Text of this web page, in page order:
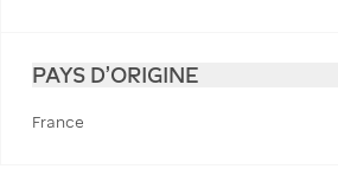
PAYS D'ORIGINE
France